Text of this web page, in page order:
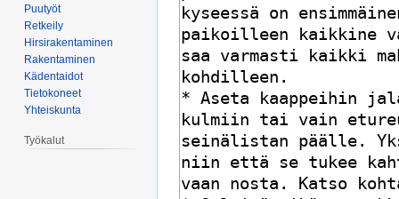
Puutyöt
Retkeily
Hirsirakentaminen
Rakentaminen
Kädentaidot
Tietokoneet
Yhteiskunta
Työkalut